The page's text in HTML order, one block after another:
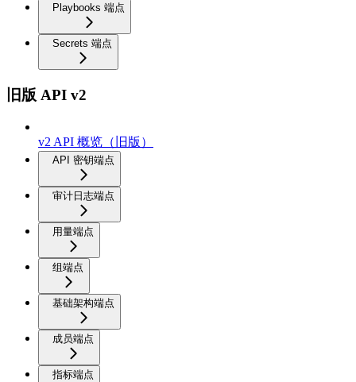
Playbooks 端点
Secrets 端点
旧版 API v2
v2 API 概览（旧版）
API 密钥端点
审计日志端点
用量端点
组端点
基础架构端点
成员端点
指标端点